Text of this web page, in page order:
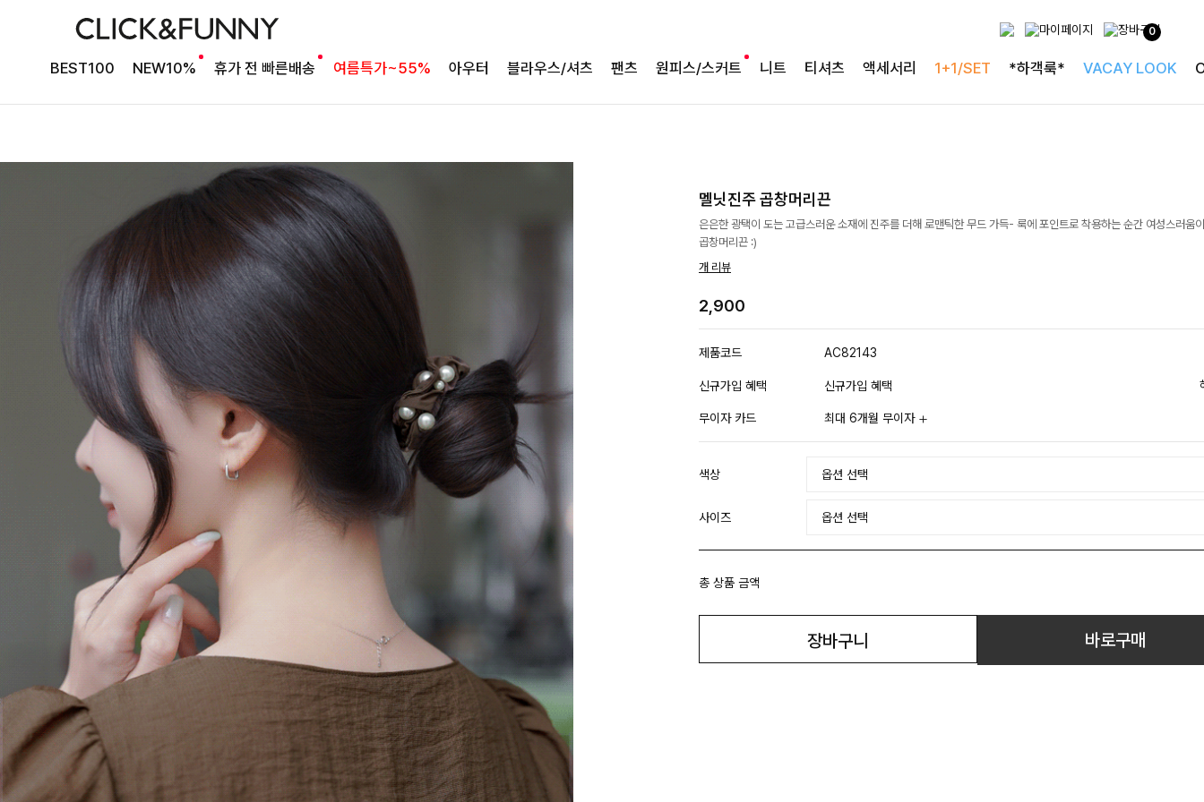
0
BEST100 NEW10% 휴가 전 빠른배송 여름특가~55% 아우터 블라우스/셔츠 팬츠 원피스/스커트 니트 티셔츠 액세서리 1+1/SET *하객룩* VACAY LOOK
멜닛진주 곱창머리끈
은은한 광택이 도는 고급스러운 소재에 진주를 더해 로맨틱한 무드 가득- 룩에 포인트로 착용하는 순간 여성스러움
곱창머리끈 :)
개 리뷰
2,900
제품코드 AC82143
신규가입 혜택 신규가입 혜택
무이자 카드 최대 6개월 무이자
색상
사이즈
총 상품 금액
장바구니 바로구매